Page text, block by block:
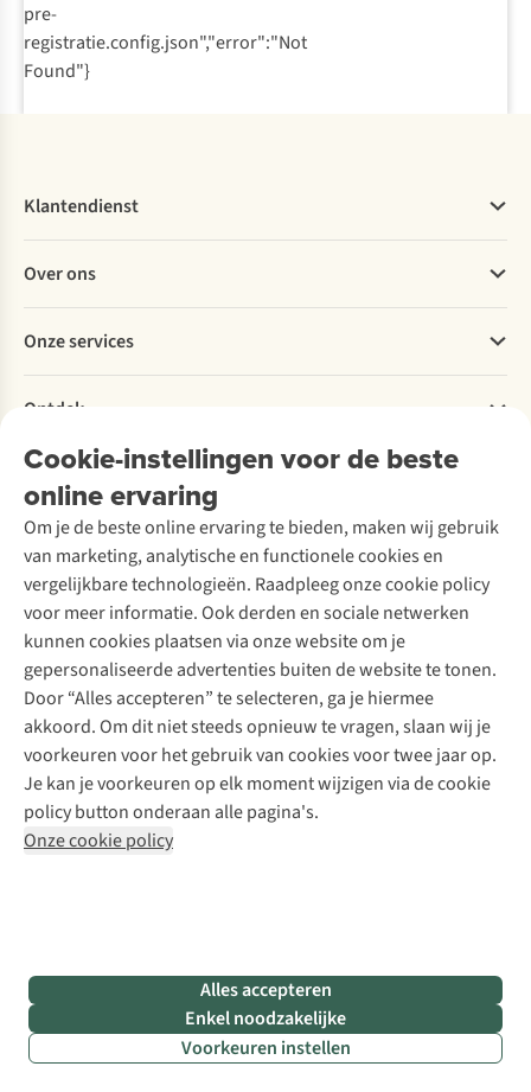
pre-
registratie.config.json","error":"Not
Found"}
Cookie-instellingen voor de beste
online ervaring
Om je de beste online ervaring te bieden, maken wij gebruik
van marketing, analytische en functionele cookies en
vergelijkbare technologieën. Raadpleeg onze cookie policy
voor meer informatie. Ook derden en sociale netwerken
kunnen cookies plaatsen via onze website om je
gepersonaliseerde advertenties buiten de website te tonen.
Door “Alles accepteren” te selecteren, ga je hiermee
akkoord. Om dit niet steeds opnieuw te vragen, slaan wij je
voorkeuren voor het gebruik van cookies voor twee jaar op.
Je kan je voorkeuren op elk moment wijzigen via de cookie
policy button onderaan alle pagina's.
Onze cookie policy
Alles accepteren
Enkel noodzakelijke
Voorkeuren instellen
Klantendienst
Bestellen
Betalen
Levering
Retourneren
Bestelling herroepen
Garantie
Contact
Over ons
Explore More
Verantwoord ondernemen
Over Ayacucho
Onze winkels
Over A.S.Adventure
Toegankelijkheidsverklaring
Onze services
Ski-onderhoud
Wasservice
Schoenonderhoud
Schoenherstelling
Kledingherstelling
Retouches
Voor bedrijven
Ontdek
A.S.Magazine
Podcast
Explore Academy
Explore Camp
Gear Check
Inspiratie & advies
Meld je aan voor de nieuwsbrief
Follow us
Disclaimer Privacy Policy
Algemene voorwaarden
Cookie Policy